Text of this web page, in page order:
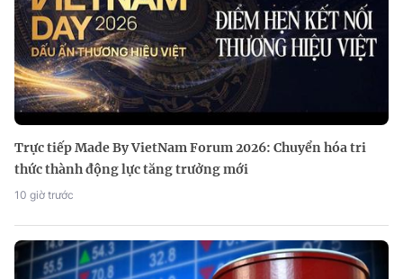
Trực tiếp Made By VietNam Forum 2026: Chuyển hóa tri
thức thành động lực tăng trưởng mới
10 giờ trước